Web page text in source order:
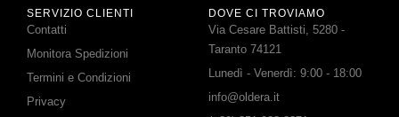
SERVIZIO CLIENTI
Contatti
Monitora Spedizioni
Termini e Condizioni
Privacy
DOVE CI TROVIAMO
Via Cesare Battisti, 5280 -
Taranto 74121
Lunedì - Venerdì: 9:00 - 18:00
info@oldera.it